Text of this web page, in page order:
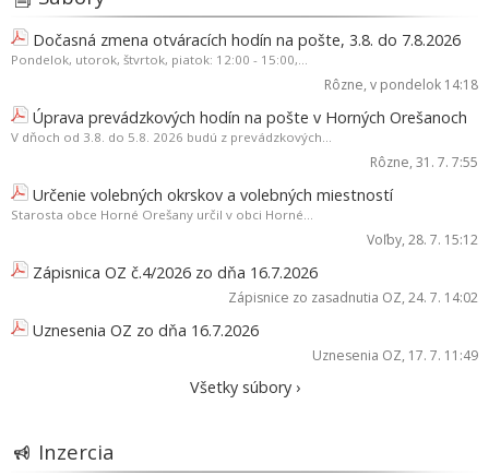
Dočasná zmena otváracích hodín na pošte, 3.8. do 7.8.2026
Pondelok, utorok, štvrtok, piatok: 12:00 - 15:00,...
Rôzne, v pondelok 14:18
Úprava prevádzkových hodín na pošte v Horných Orešanoch
V dňoch od 3.8. do 5.8. 2026 budú z prevádzkových...
Rôzne, 31. 7. 7:55
Určenie volebných okrskov a volebných miestností
Starosta obce Horné Orešany určil v obci Horné...
Voľby, 28. 7. 15:12
Zápisnica OZ č.4/2026 zo dňa 16.7.2026
Zápisnice zo zasadnutia OZ, 24. 7. 14:02
Uznesenia OZ zo dňa 16.7.2026
Uznesenia OZ, 17. 7. 11:49
Všetky súbory ›
Inzercia